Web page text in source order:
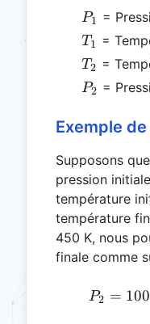
P_1
P1 =
T_1
T1 =
T_2
T2 =
P_2
P2 =
Exemple
Supposons
pression
température
température
450 K, nous
finale comme
P2 = 100